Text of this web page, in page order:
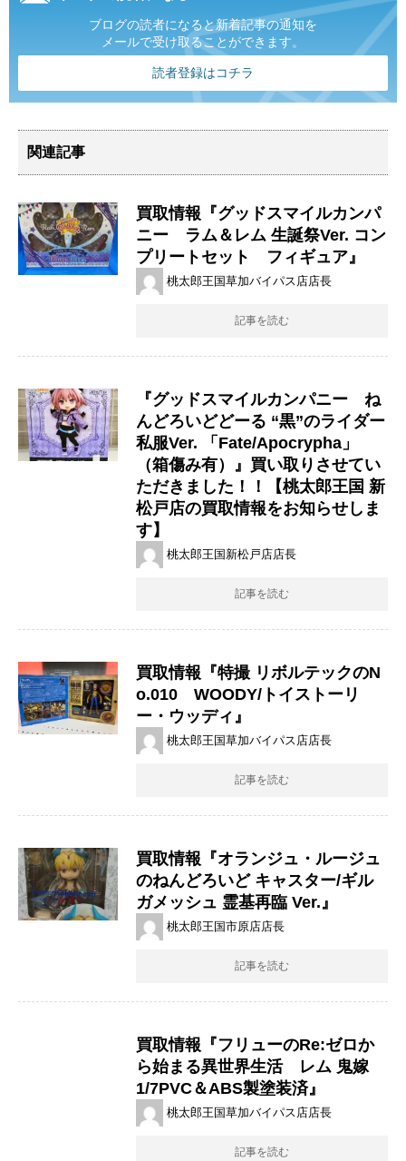
ブログの読者になると新着記事の通知を
メールで受け取ることができます。
読者登録はコチラ
関連記事
買取情報『グッドスマイルカンパ
ニー ラム＆レム ​生誕祭Ver. ​コン
プリートセット フィギュア』
桃太郎王国草加バイパス店店長
記事を読む
『グッドスマイルカンパニー ね
んどろいどどーる ​“黒”のライダー
​私服Ver. ​「Fate/Apocrypha」
（箱傷み有）』買い取りさせてい
ただきました！！【桃太郎王国 新
松戸店の買取情報をお知らせしま
す】
桃太郎王国新松戸店店長
記事を読む
買取情報『特撮 ​リボルテックのN
o.010 WOODY/トイストーリ
ー・ウッディ』
桃太郎王国草加バイパス店店長
記事を読む
買取情報『オランジュ・ルージュ
のねんどろいど ​キャスター/ギル
ガメッシュ ​霊基再臨 ​Ver.』
桃太郎王国市原店店長
記事を読む
買取情報『フリューのRe:ゼロか
ら始まる異世界生活 レム ​鬼嫁
1/7PVC＆ABS製塗装済』
桃太郎王国草加バイパス店店長
記事を読む